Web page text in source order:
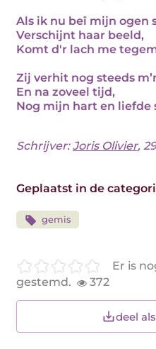
Als ik nu beî mijn ogen
Verschijnt haar beeld,
Komt d'r lach me
Zij verhit nog steeds
En na zoveel tijd,
Nog mijn hart en liefde
Schrijver:Joris Olivier,
Geplaatst in de
gemis
Er is
gestemd.
372
deel